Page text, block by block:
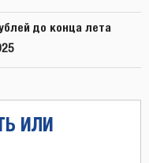
до конца лета
ИЛИ